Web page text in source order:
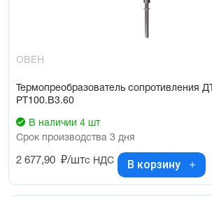
ОВЕН
Термопреобразователь сопротивления
РТ100.В3.60
В наличии 4 шт
Срок производства 3 дня
2 677,90 ₽/штс НДС В корзину